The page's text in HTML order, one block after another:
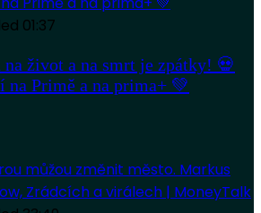
01:37
život a na smrt je zpátky! 💀
na Primě a na prima+ 💚